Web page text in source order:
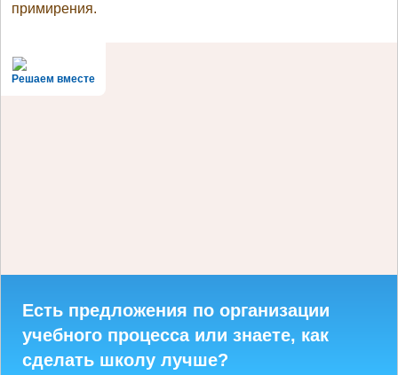
примирения.
Решаем вместе
Есть предложения по организации
учебного процесса или знаете, как
сделать школу лучше?